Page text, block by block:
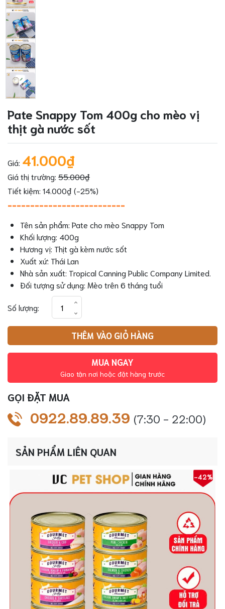
Pate Snappy Tom 400g cho mèo vị
thịt gà nước sốt
Giá: 41.000₫
Giá thị trường: 55.000₫
Tiết kiệm: 14.000₫ (-25%)
==========================
Tên sản phẩm: Pate cho mèo Snappy Tom
Khối lượng: 400g
Hương vị: Thịt gà kèm nước sốt
Xuất xứ: Thái Lan
Nhà sản xuất: Tropical Canning Public Company Limited.
Đối tượng sử dụng: Mèo trên 6 tháng tuổi
Số lượng:
Pate
Snappy
Tom
thịt
gà
sốt
lượng
THÊM VÀO GIỎ HÀNG
MUA NGAY
Giao tận nơi hoặc đặt hàng trước
GỌI ĐẶT MUA
0922.89.89.39 (7:30 - 22:00)
SẢN PHẨM LIÊN QUAN
-42%